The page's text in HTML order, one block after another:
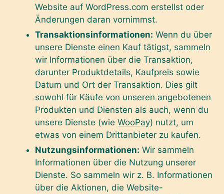
Website auf WordPress.com erstellst oder
Änderungen daran vornimmst.
Transaktionsinformationen: Wenn du über
unsere Dienste einen Kauf tätigst, sammeln
wir Informationen über die Transaktion,
darunter Produktdetails, Kaufpreis sowie
Datum und Ort der Transaktion. Dies gilt
sowohl für Käufe von unseren angebotenen
Produkten und Diensten als auch, wenn du
unsere Dienste (wie WooPay) nutzt, um
etwas von einem Drittanbieter zu kaufen.
Nutzungsinformationen: Wir sammeln
Informationen über die Nutzung unserer
Dienste. So sammeln wir z. B. Informationen
über die Aktionen, die Website-